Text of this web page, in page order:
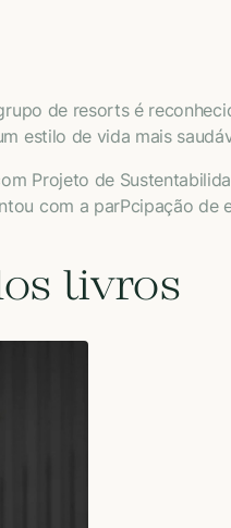
de resorts é
estilo de vida mais
Projeto de
com a parPcipação de
livros